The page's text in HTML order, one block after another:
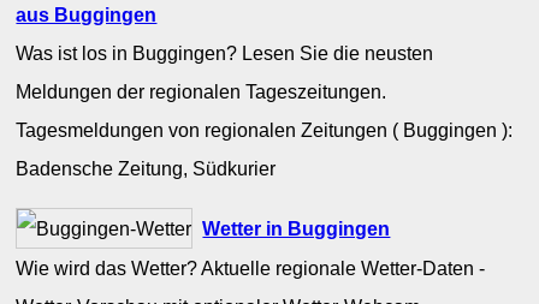
aus Buggingen
Was ist los in Buggingen? Lesen Sie die neusten
Meldungen der regionalen Tageszeitungen.
Tagesmeldungen von regionalen Zeitungen ( Buggingen ):
Badensche Zeitung, Südkurier
Wetter in Buggingen
Wie wird das Wetter? Aktuelle regionale Wetter-Daten -